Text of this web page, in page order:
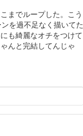
までループした。こう
を過不足なく描いてた
も綺麗なオチをつけて
んと完結してんじゃ